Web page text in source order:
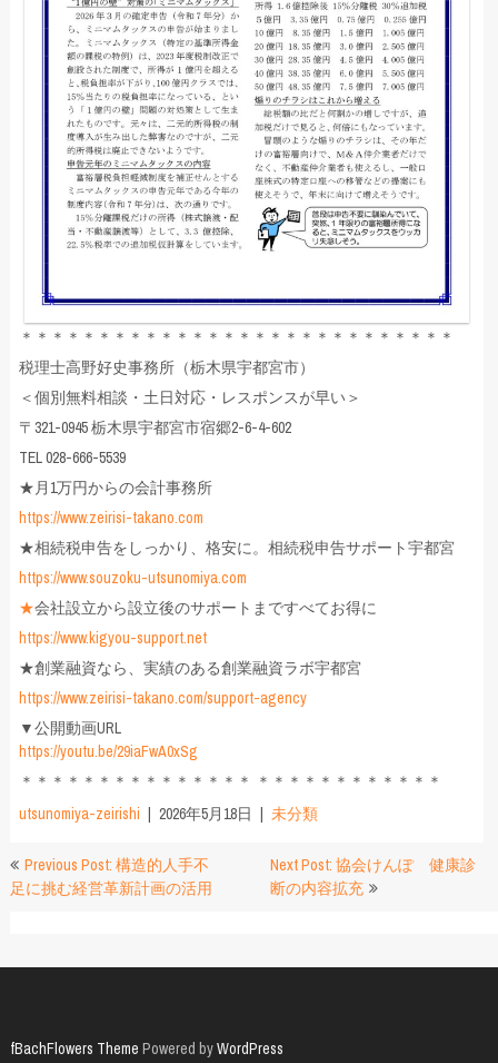
＊＊＊＊＊＊＊＊＊＊＊＊＊＊＊＊＊＊＊＊＊＊＊＊＊＊＊＊
税理士高野好史事務所（栃木県宇都宮市）
＜個別無料相談・土日対応・レスポンスが早い＞
〒321-0945 栃木県宇都宮市宿郷2-6-4-602
TEL 028-666-5539
★月1万円からの会計事務所
https://www.zeirisi-takano.com
★相続税申告をしっかり、格安に。相続税申告サポート宇都宮
https://www.souzoku-utsunomiya.com
★会社設立から設立後のサポートまですべてお得に
https://www.kigyou-support.net
★創業融資なら、実績のある創業融資ラボ宇都宮
https://www.zeirisi-takano.com/support-agency
▼公開動画URL
https://youtu.be/29iaFwA0xSg
＊＊＊＊＊＊＊＊＊＊＊＊＊＊＊ ＊＊＊＊＊＊＊＊＊＊＊＊
utsunomiya-zeirishi
2026年5月18日 未分類
投
稿
ビ
ー
Previous Post: 構造的人手不
足に挑む経営革新計画の活用
Next Post: 協会けんぽ 健康診
断の内容拡充
fBachFlowers Theme Powered byWordPress